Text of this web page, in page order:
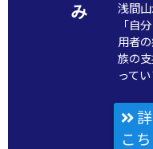
み
浅間
「自
用者
族の
ってい
こ